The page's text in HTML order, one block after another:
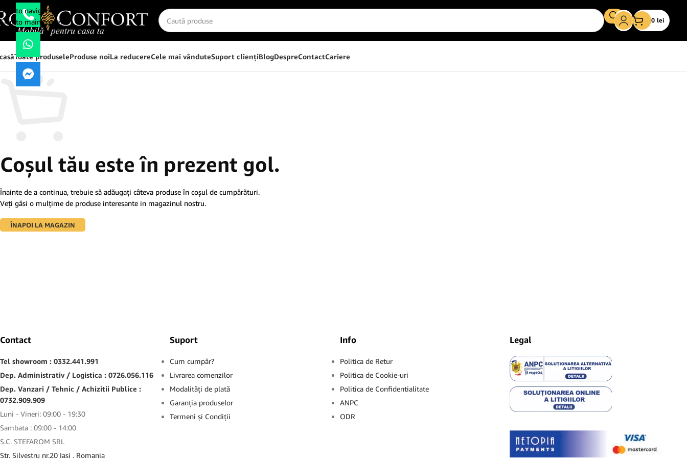
Skip to navigation
Skip to main content
0 lei
Toate produseleProduse noiLa reducereCele mai vânduteSuport clienţiBlogDespreContactCariere
Coșul tău este în prezent gol.
Înainte de a continua, trebuie să adăugați câteva produse în coșul de cumpărături.
Veți găsi o mulțime de produse interesante in magazinul nostru.
ÎNAPOI LA MAGAZIN
Contact
Tel showroom : 0332.441.991
Dep. Administrativ / Logistica : 0726.056.116
Dep. Vanzari / Tehnic / Achizitii Publice :
0732.909.909
Luni - Vineri: 09:00 - 19:30
Sambata : 09:00 - 14:00
S.C. STEFAROM SRL
Str. Silvestru nr.20 Iaşi , Romania
Suport
Cum cumpăr?
Livrarea comenzilor
Modalităţi de plată
Garanţia produselor
Termeni şi Condiţii
Info
Politica de Retur
Politica de Cookie-uri
Politica de Confidentialitate
ANPC
ODR
Legal